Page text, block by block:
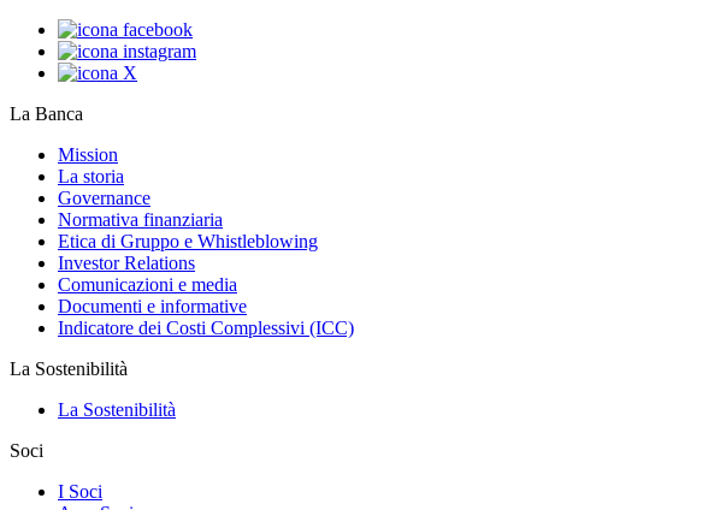
La Banca
Mission
La storia
Governance
Normativa finanziaria
Etica di Gruppo e Whistleblowing
Investor Relations
Comunicazioni e media
Documenti e informative
Indicatore dei Costi Complessivi (ICC)
La Sostenibilità
La Sostenibilità
Soci
I Soci